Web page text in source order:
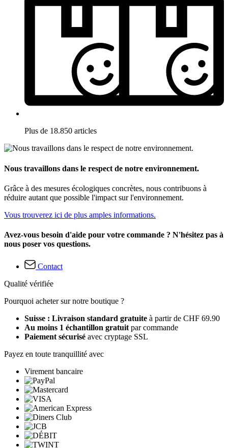
Plus de 18.850 articles
Nous travaillons dans le respect de notre environnement.
Grâce à des mesures écologiques concrètes, nous contribuons à
réduire autant que possible l'impact sur l'environnement.
Vous trouverez ici de plus amples informations.
Avez-vous besoin d'aide pour votre commande ? N'hésitez pas à
nous poser vos questions.
Contact
Qualité vérifiée
Pourquoi acheter sur notre boutique ?
Suisse : Livraison standard gratuite à partir de CHF 69.90
Au moins 1 échantillon gratuit par commande
Paiement sécurisé avec cryptage SSL
Payez en toute tranquillité avec
Virement bancaire